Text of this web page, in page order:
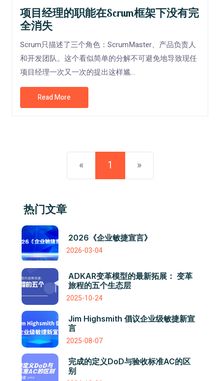
项目经理的职能在Scrum框架下没有完
全消失
Scrum只描述了三个角色：ScrumMaster、产品负责人
和开发团队。这个看似简单的分解不可避免地导致现任
项目经理一次又一次的提出这样尴...
Read More
« 1 »
热门文章
2026《企业敏捷宣言》
2026-03-04
ADKAR变革模型的最新拓展： 变革
旅程的五个生态层
2025-10-24
Jim Highsmith 倡议企业级敏捷新宣
言
2025-08-07
完成的定义DoD与验收标准AC的区
别